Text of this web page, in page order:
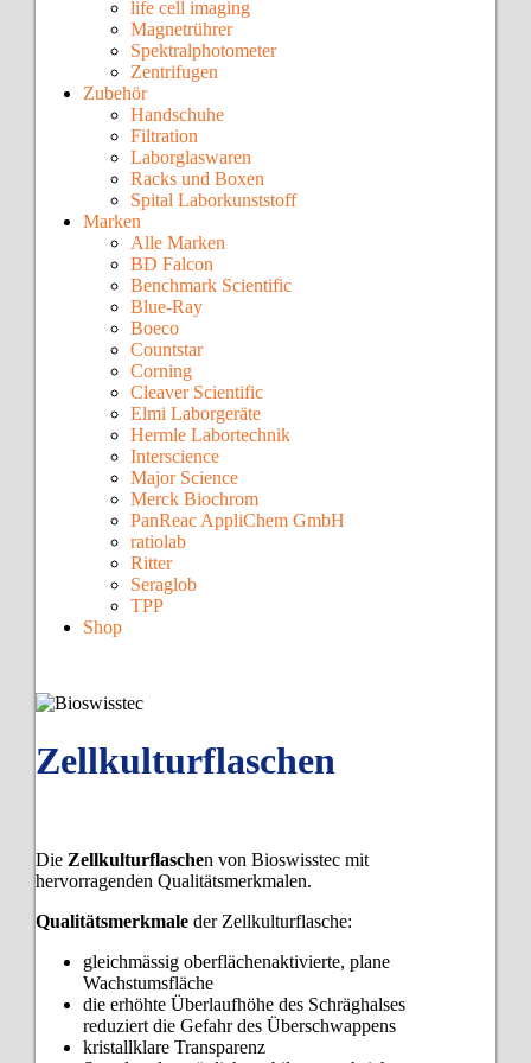
life cell imaging
Magnetrührer
Spektralphotometer
Zentrifugen
Zubehör
Handschuhe
Filtration
Laborglaswaren
Racks und Boxen
Spital Laborkunststoff
Marken
Alle Marken
BD Falcon
Benchmark Scientific
Blue-Ray
Boeco
Countstar
Corning
Cleaver Scientific
Elmi Laborgeräte
Hermle Labortechnik
Interscience
Major Science
Merck Biochrom
PanReac AppliChem GmbH
ratiolab
Ritter
Seraglob
TPP
Shop
Zellkulturflaschen
Die Zellkulturflaschen von Bioswisstec mit
hervorragenden Qualitätsmerkmalen.
Qualitätsmerkmale der Zellkulturflasche:
gleichmässig oberflächenaktivierte, plane
Wachstumsfläche
die erhöhte Überlaufhöhe des Schräghalses
reduziert die Gefahr des Überschwappens
kristallklare Transparenz